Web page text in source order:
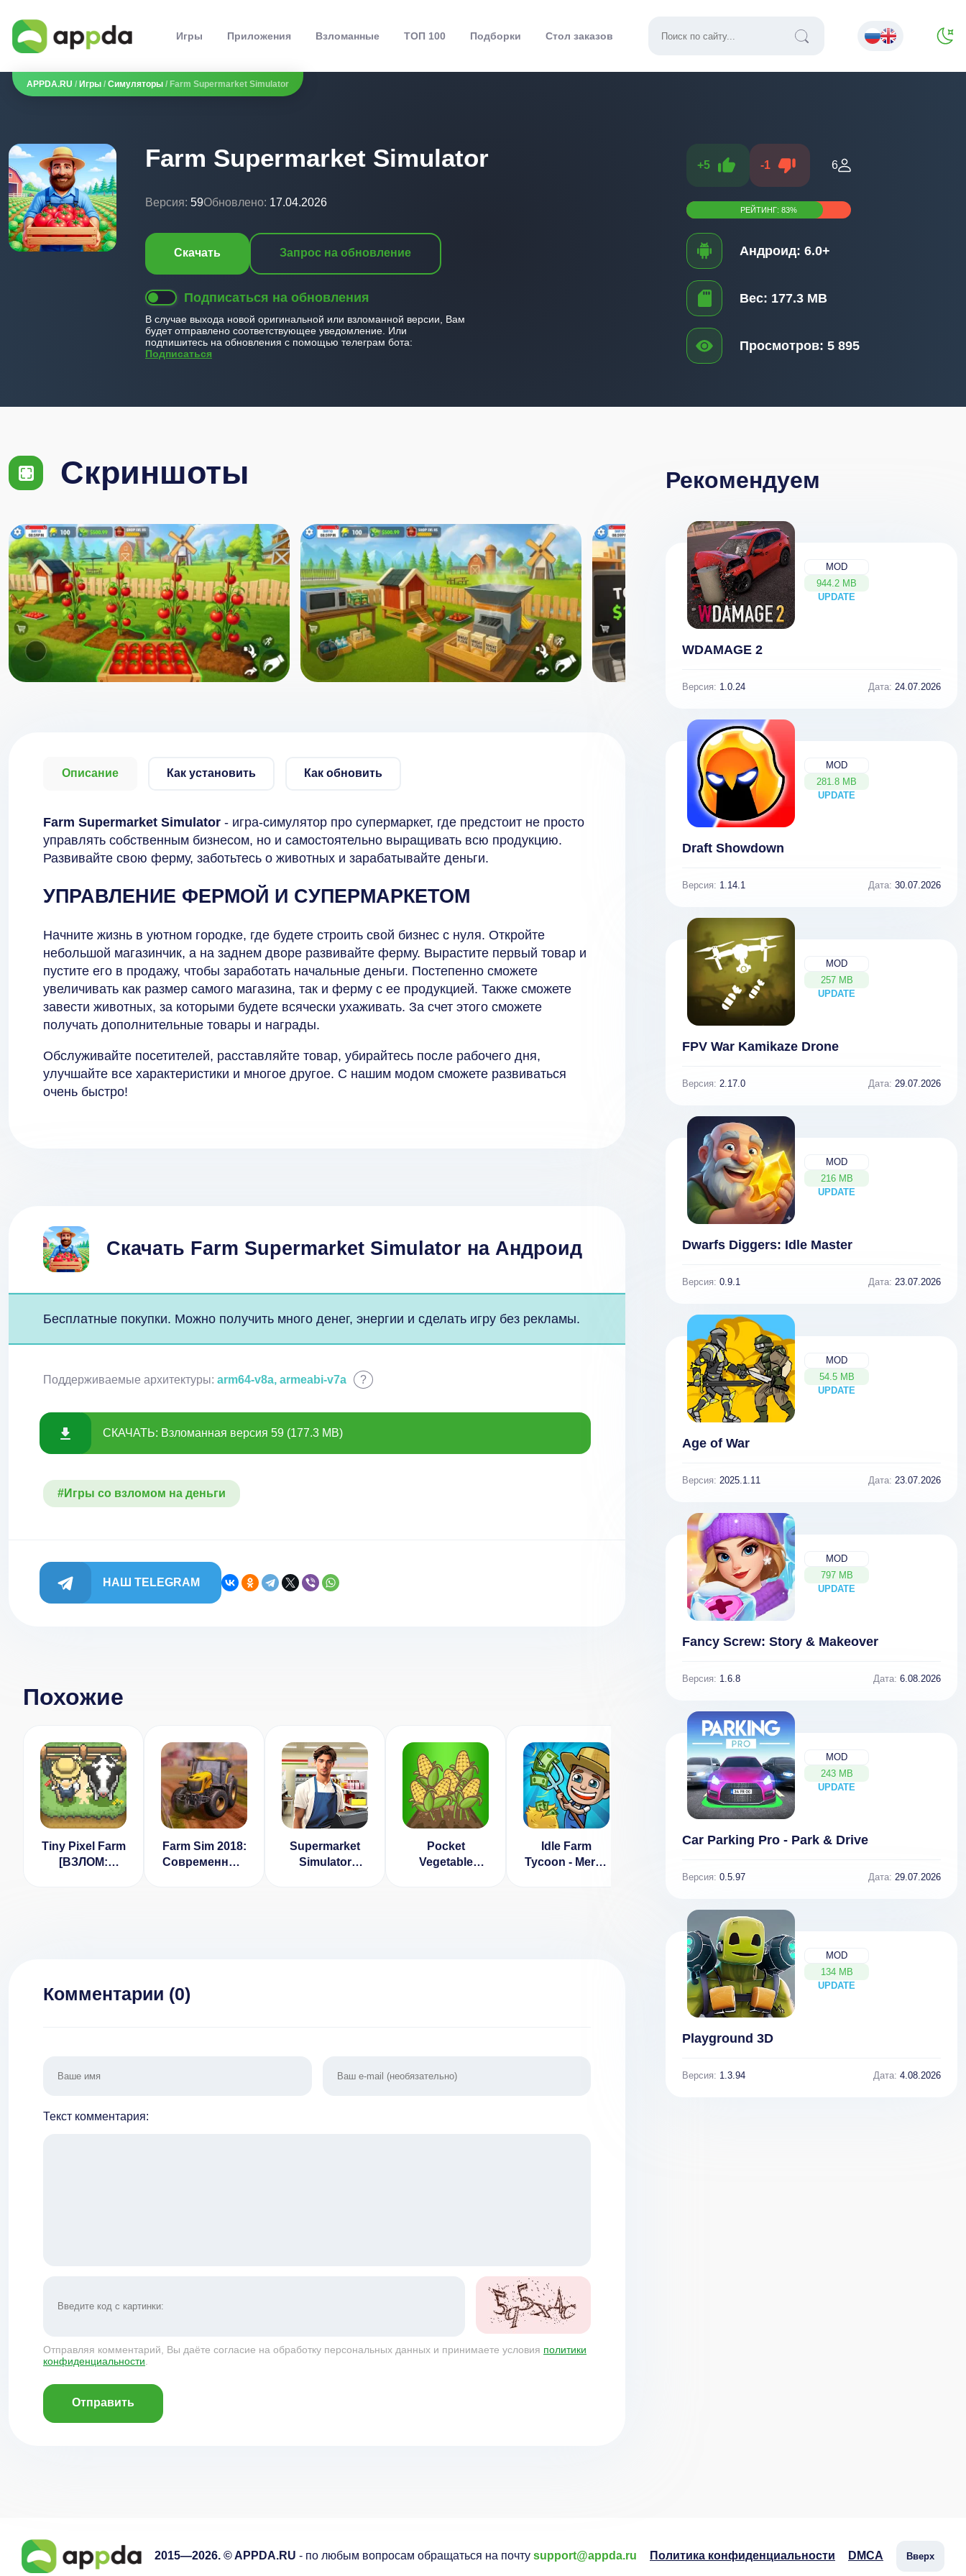
Игры Приложения Взломанные ТОП 100 Подборки Стол заказов
APPDA.RU / Игры / Симуляторы / Farm Supermarket Simulator
Farm Supermarket Simulator
Версия: 59Обновлено: 17.04.2026
Скачать Запрос на обновление
Подписаться на обновления
В случае выхода новой оригинальной или взломанной версии, Вам
будет отправлено соответствующее уведомление. Или
подпишитесь на обновления с помощью телеграм бота:
Подписаться
+5 -1 6
РЕЙТИНГ:83%
Андроид: 6.0+
Вес: 177.3 MB
Просмотров: 5 895
Скриншоты
Описание Как установить Как обновить
Farm Supermarket Simulator - игра-симулятор про супермаркет, где предстоит не просто
управлять собственным бизнесом, но и самостоятельно выращивать всю продукцию.
Развивайте свою ферму, заботьтесь о животных и зарабатывайте деньги.
УПРАВЛЕНИЕ ФЕРМОЙ И СУПЕРМАРКЕТОМ
Начните жизнь в уютном городке, где будете строить свой бизнес с нуля. Откройте
небольшой магазинчик, а на заднем дворе развивайте ферму. Вырастите первый товар и
пустите его в продажу, чтобы заработать начальные деньги. Постепенно сможете
увеличивать как размер самого магазина, так и ферму с ее продукцией. Также сможете
завести животных, за которыми будете всячески ухаживать. За счет этого сможете
получать дополнительные товары и награды.
Обслуживайте посетителей, расставляйте товар, убирайтесь после рабочего дня,
улучшайте все характеристики и многое другое. С нашим модом сможете развиваться
очень быстро!
Скачать Farm Supermarket Simulator на Андроид
Бесплатные покупки. Можно получить много денег, энергии и сделать игру без рекламы.
Поддерживаемые архитектуры: arm64-v8a, armeabi-v7a ?
СКАЧАТЬ: Взломанная версия 59 (177.3 MB)
#Игры со взломом на деньги
НАШ TELEGRAM
Похожие
Tiny Pixel Farm
[ВЗЛОМ:
Farm Sim 2018:
Современный
Supermarket
Simulator
Pocket
Vegetable
Idle Farm
Tycoon - Merge
Rilakkuma
Зеленая
Комментарии (0)
Текст комментария:
Отправляя комментарий, Вы даёте согласие на обработку персональных данных и принимаете условия политики
конфиденциальности
Отправить
Рекомендуем
MOD
944.2 MB
UPDATE
NEW
WDAMAGE 2
Версия: 1.0.24 Дата: 24.07.2026
MOD
281.8 MB
UPDATE
NEW
Draft Showdown
Версия: 1.14.1 Дата: 30.07.2026
MOD
257 MB
UPDATE
NEW
FPV War Kamikaze Drone
Версия: 2.17.0 Дата: 29.07.2026
MOD
216 MB
UPDATE
NEW
Dwarfs Diggers: Idle Master
Версия: 0.9.1 Дата: 23.07.2026
MOD
54.5 MB
UPDATE
NEW
Age of War
Версия: 2025.1.11 Дата: 23.07.2026
MOD
797 MB
UPDATE
NEW
Fancy Screw: Story & Makeover
Версия: 1.6.8 Дата: 6.08.2026
MOD
243 MB
UPDATE
NEW
Car Parking Pro - Park & Drive
Версия: 0.5.97 Дата: 29.07.2026
MOD
134 MB
UPDATE
NEW
Playground 3D
Версия: 1.3.94 Дата: 4.08.2026
2015—2026. © APPDA.RU - по любым вопросам обращаться на почту support@appda.ru Политика конфиденциальности DMCA Вверх